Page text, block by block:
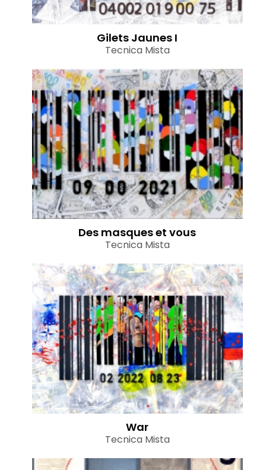
Gilets Jaunes I
Tecnica Mista
Des masques et vous
Tecnica Mista
War
Tecnica Mista